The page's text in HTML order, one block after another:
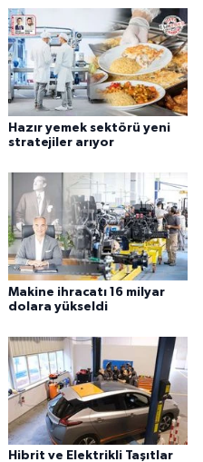
Hazır yemek sektörü yeni
stratejiler arıyor
Makine ihracatı 16 milyar
dolara yükseldi
Hibrit ve Elektrikli Taşıtlar